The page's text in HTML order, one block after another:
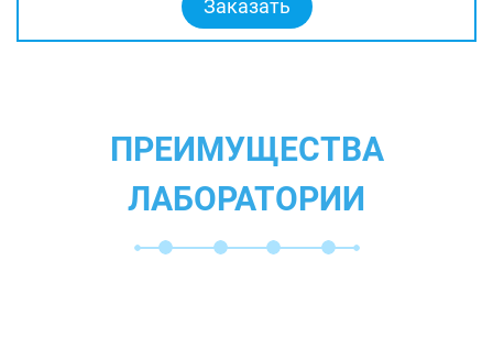
Заказать
ПРЕИМУЩЕСТВА
ЛАБОРАТОРИИ